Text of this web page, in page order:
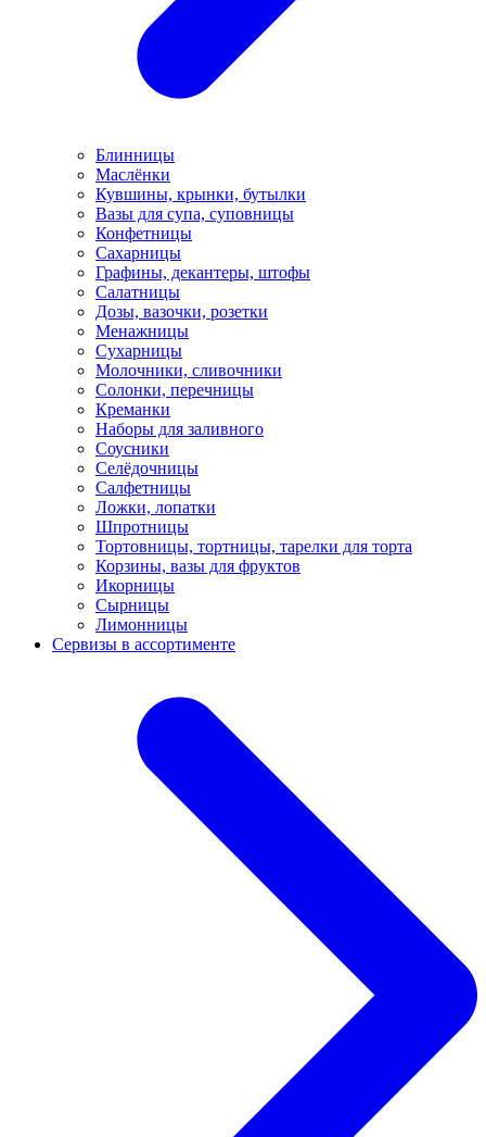
Блинницы
Маслёнки
Кувшины, крынки, бутылки
Вазы для супа, суповницы
Конфетницы
Сахарницы
Графины, декантеры, штофы
Салатницы
Дозы, вазочки, розетки
Менажницы
Сухарницы
Молочники, сливочники
Солонки, перечницы
Креманки
Наборы для заливного
Соусники
Селёдочницы
Салфетницы
Ложки, лопатки
Шпротницы
Тортовницы, тортницы, тарелки для торта
Корзины, вазы для фруктов
Икорницы
Сырницы
Лимонницы
Сервизы в ассортименте